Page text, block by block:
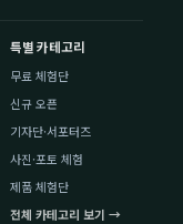
특별 카테고리
무료 체험단
신규 오픈
기자단·서포터즈
사진·포토 체험
제품 체험단
전체 카테고리 보기 →